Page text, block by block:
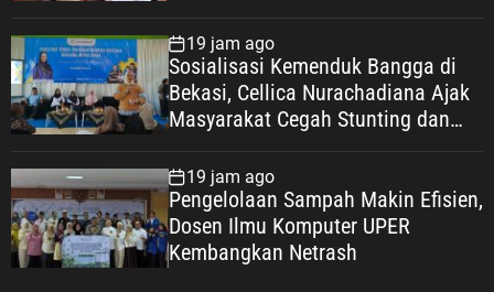
19 jam ago
Sosialisasi Kemenduk Bangga di
Bekasi, Cellica Nurachadiana Ajak
Masyarakat Cegah Stunting dan
19 jam ago
Pengelolaan Sampah Makin Efisien,
Dosen Ilmu Komputer UPER
Kembangkan Netrash